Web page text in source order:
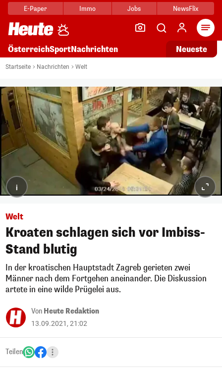
E-Paper Immo Jobs NewsFlix
ÖsterreichSportNachrichten Neueste
Startseite Nachrichten Welt
i
Welt
Kroaten schlagen sich vor Imbiss-
Stand blutig
In der kroatischen Hauptstadt Zagreb gerieten zwei
Männer nach dem Fortgehen aneinander. Die Diskussion
artete in eine wilde Prügelei aus.
Von Heute Redaktion
13.09.2021, 21:02
Teilen